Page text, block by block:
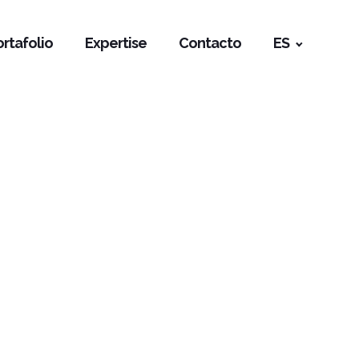
Expertise Contacto ES